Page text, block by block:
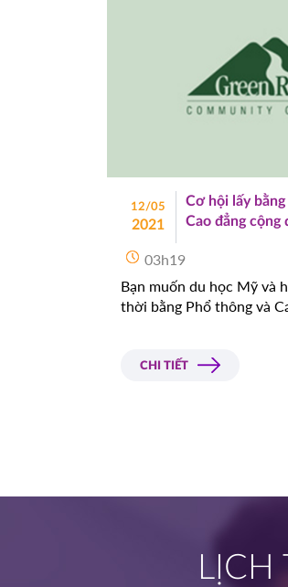
12/05
2021
Cơ hội lấy
Cao đẳng cộng
03h19
Bạn muốn du học Mỹ và
thời bằng Phổ thông và
CHI TIẾT
LỊCH